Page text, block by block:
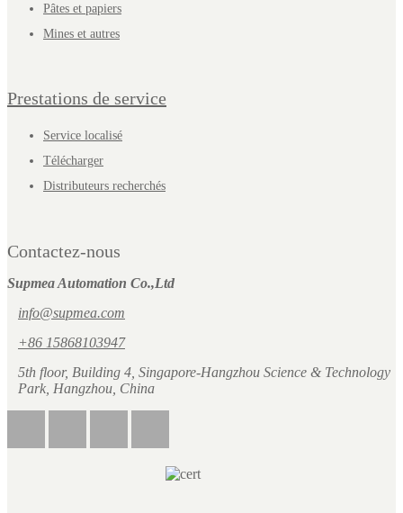
Pâtes et papiers
Mines et autres
Prestations de service
Service localisé
Télécharger
Distributeurs recherchés
Contactez-nous
Supmea Automation Co.,Ltd
info@supmea.com
+86 15868103947
5th floor, Building 4, Singapore-Hangzhou Science & Technology
Park, Hangzhou, China